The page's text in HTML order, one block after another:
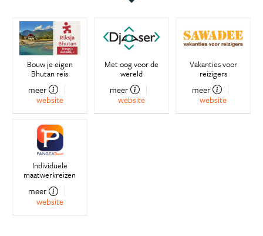
Bouw je eigen
Bhutan reis
meer
website
Met oog voor de
wereld
meer
website
Vakanties voor
reizigers
meer
website
Individuele
maatwerkreizen
meer
website